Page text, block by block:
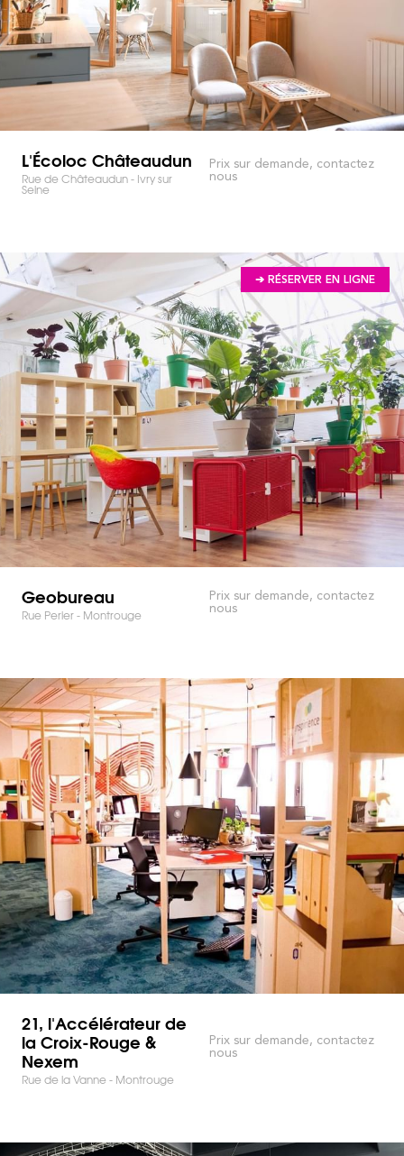
L'Écoloc Châteaudun
Rue de Châteaudun - Ivry sur
Seine
Prix sur demande, contactez
nous
➔ RÉSERVER EN LIGNE
Geobureau
Rue Perier - Montrouge
Prix sur demande, contactez
nous
21, l'Accélérateur de
la Croix-Rouge &
Nexem
Rue de la Vanne - Montrouge
Prix sur demande, contactez
nous